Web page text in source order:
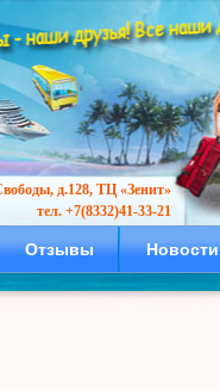
д.128, ТЦ «Зенит»
тел. +7(8332)41-33-21
Отзывы Новости